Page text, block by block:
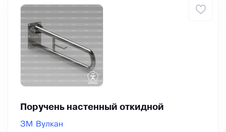
Поручень настенный откидной
ЗМ Вулкан